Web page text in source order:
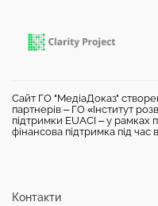
Сайт ГО "МедіаДоказ"
партнерів – ГО «Інститут
підтримки EUACI – у рамках
фінансова підтримка під час
Контакти